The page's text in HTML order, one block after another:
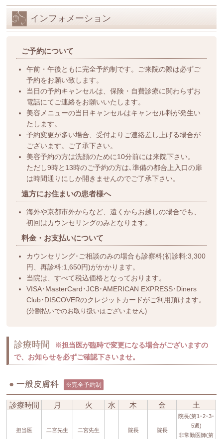
インフォメーション
ご予約について
午前・午後ともに完全予約制です。ご来院の際は必ずご
予約をお願い致します。
当日の予約キャンセルは、保険・自費診療に関わらずお
電話にてご連絡をお願いいたします。
美容メニューの当日キャンセルはキャンセル料が発生い
たします。
予約変更が多い場合、受付よりご連絡差し上げる場合が
ございます。ご了承下さい。
美容予約の方は洗顔のために10分前には来院下さい。
ただし9時と13時のご予約の方は､準備の都合上入口の扉
は時間通りにしか開きませんのでご了承下さい。
遠方にお住まいの患者様へ
海外や京都市外からなど、遠くからお越しの場合でも、
初回はカウンセリングのみとなります。
料金・お支払いについて
カウンセリング･ご相談のみの場合も診察料(初診料:3,300
円、再診料:1,650円)がかかります。
当院は、すべて税込価格となっております。
VISA･MasterCard･JCB･AMERICAN EXPRESS･Diners
Club･DISCOVERのクレジットカードがご利用頂けます。
(分割払いでのお取り扱いはございません)
診療時間
※担当医が臨時で変更になる場合がございますの
で、お知らせを必ずご確認下さいませ。
● 一般皮膚科 ※完全予約制
診療時間 月 火 水 木 金 土
担当医 二宮先生 二宮先生 院長 院長
院長(第1･2･3･
5週)
非常勤医師(第